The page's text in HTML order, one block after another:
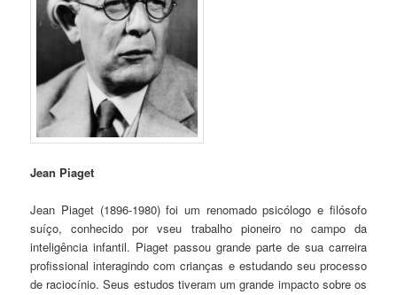
Jean Piaget
Jean Piaget (1896-1980) foi um renomado psicólogo e filósofo
suíço, conhecido por vseu trabalho pioneiro no campo da
inteligência infantil. Piaget passou grande parte de sua carreira
profissional interagindo com crianças e estudando seu processo
de raciocínio. Seus estudos tiveram um grande impacto sobre os